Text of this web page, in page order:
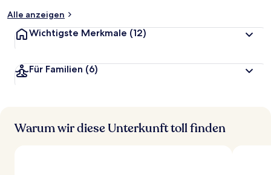
Alle anzeigen
Wichtigste Merkmale (12)
Für Familien (6)
Warum wir diese Unterkunft toll finden